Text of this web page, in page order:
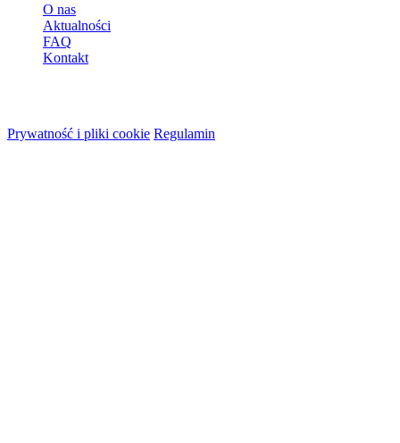
O nas
Aktualności
FAQ
Kontakt
Prywatność i pliki cookie Regulamin